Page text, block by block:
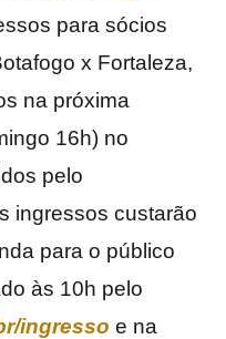
para sócios
x Fortaleza,
na próxima
16h) no
pelo
ingressos custarão
para o público
às 10h pelo
ingresso e na